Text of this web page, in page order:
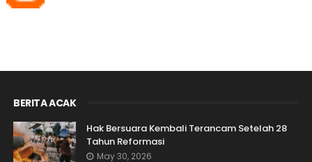
BERITA ACAK
Hak Bersuara Kembali Terancam Setelah 28
Tahun Reformasi
May 30, 2026